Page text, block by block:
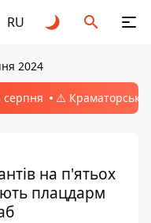
RU
2024
серпня ⚠️ Краматорськ,
на п'ятьох
плацдарм